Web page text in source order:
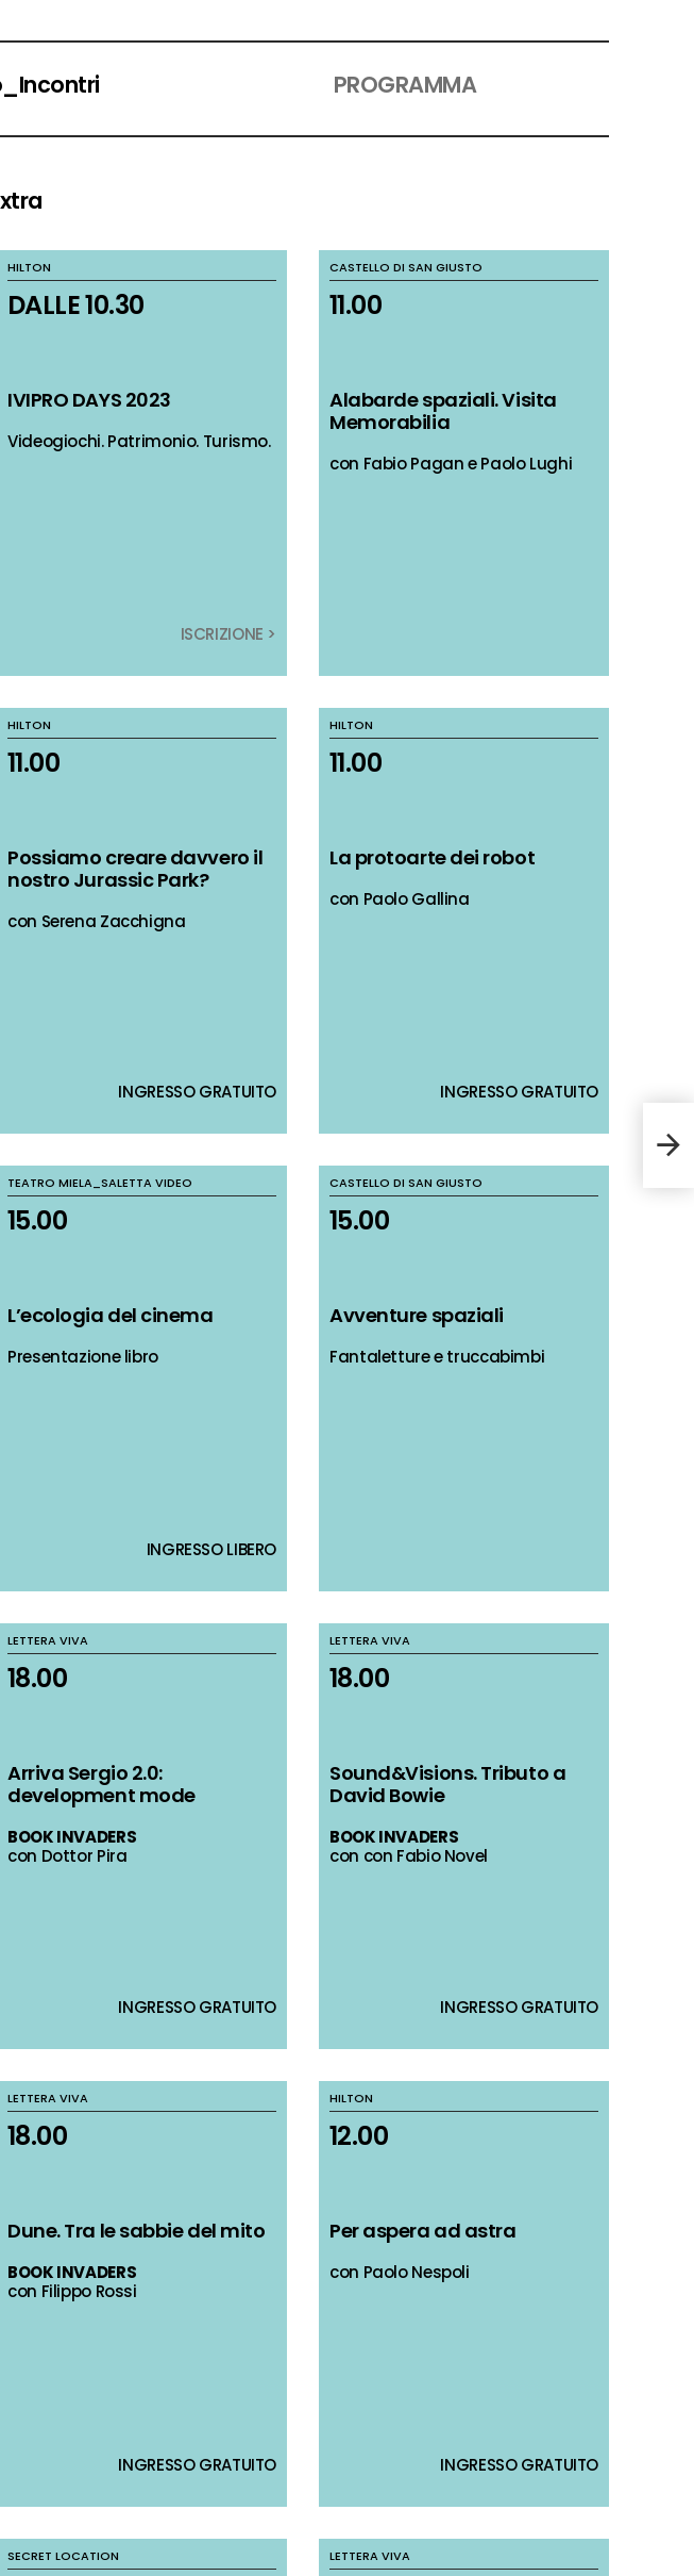
PROGRAMMA
HILTON
DALLE 10.30
IVIPRO DAYS 2023
Videogiochi. Patrimonio. Turismo.
ISCRIZIONE >
HILTON
DALLE 10.30
IVIPRO DAYS 2023
Videogiochi. Patrimonio. Turismo.
ISCRIZIONE >
CASTELLO DI SAN GIUSTO
11.00
Alabarde spaziali. Visita
Memorabilia
con Fabio Pagan e Paolo Lughi
CASTELLO DI SAN GIUSTO
11.00
Alabarde spaziali. Visita
Memorabilia
con Fabio Pagan e Paolo Lughi
HILTON
11.00
Possiamo creare davvero il
nostro Jurassic Park?
con Serena Zacchigna
INGRESSO GRATUITO
HILTON
11.00
Possiamo creare davvero il
nostro Jurassic Park?
con Serena Zacchigna
INGRESSO GRATUITO
HILTON
11.00
La protoarte dei robot
con Paolo Gallina
INGRESSO GRATUITO
HILTON
11.00
La protoarte dei robot
con Paolo Gallina
INGRESSO GRATUITO
TEATRO MIELA_SALETTA VIDEO
15.00
L’ecologia del cinema
Presentazione libro
INGRESSO LIBERO
TEATRO MIELA_SALETTA VIDEO
15.00
L’ecologia del cinema
Presentazione libro
INGRESSO LIBERO
CASTELLO DI SAN GIUSTO
15.00
Avventure spaziali
Fantaletture e truccabimbi
CASTELLO DI SAN GIUSTO
15.00
Avventure spaziali
Fantaletture e truccabimbi
LETTERA VIVA
18.00
Arriva Sergio 2.0:
development mode
BOOK INVADERS
con Dottor Pira
INGRESSO GRATUITO
LETTERA VIVA
18.00
Arriva Sergio 2.0:
development mode
BOOK INVADERS
con Dottor Pira
INGRESSO GRATUITO
LETTERA VIVA
18.00
Sound&Visions. Tributo a
David Bowie
BOOK INVADERS
con con Fabio Novel
INGRESSO GRATUITO
LETTERA VIVA
18.00
Sound&Visions. Tributo a
David Bowie
BOOK INVADERS
con con Fabio Novel
INGRESSO GRATUITO
LETTERA VIVA
18.00
Dune. Tra le sabbie del mito
BOOK INVADERS
con Filippo Rossi
INGRESSO GRATUITO
LETTERA VIVA
18.00
Dune. Tra le sabbie del mito
BOOK INVADERS
con Filippo Rossi
INGRESSO GRATUITO
HILTON
12.00
Per aspera ad astra
con Paolo Nespoli
INGRESSO GRATUITO
HILTON
12.00
Per aspera ad astra
con Paolo Nespoli
INGRESSO GRATUITO
SECRET LOCATION
SECRET LOCATION LETTERA VIVA
LETTERA VIVA